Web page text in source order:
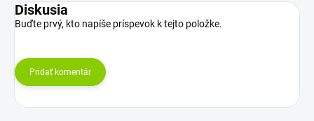
Diskusia
Buďte prvý, kto napíše príspevok k tejto položke.
Pridať komentár